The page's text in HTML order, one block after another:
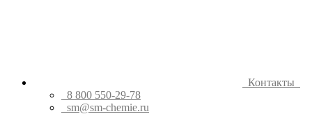
Контакты
8 800 550-29-78
sm@sm-chemie.ru